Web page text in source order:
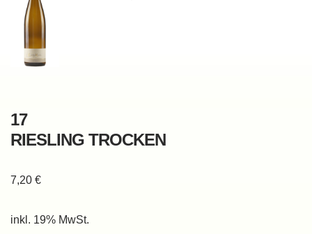
17
RIESLING TROCKEN
7,20 €
inkl. 19% MwSt.